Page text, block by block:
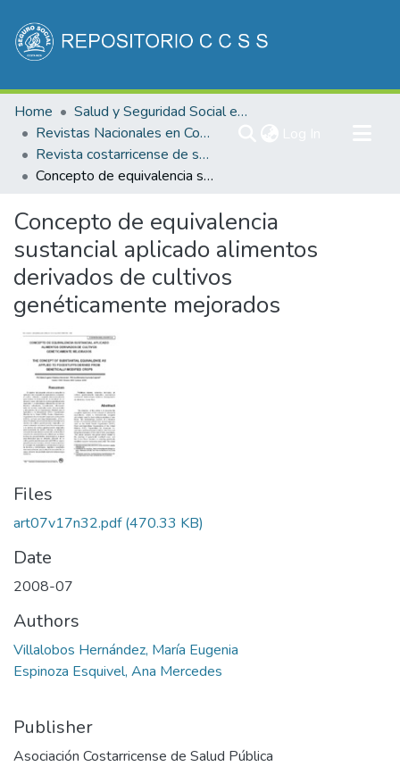
Communities & Collections
All of DSpace
Statistics
Home
Salud y Seguridad Social en Costa Rica
Revistas Nacionales en Costa Rica
Revista costarricense de salud Pública
Concepto de equivalencia sustancial aplicado alimentos derivados de cultivos genéticamente mejorados
Concepto de equivalencia
sustancial aplicado alimentos
derivados de cultivos
genéticamente mejorados
Files
art07v17n32.pdf(470.33 KB)
Date
2008-07
Authors
Villalobos Hernández, María Eugenia
Espinoza Esquivel, Ana Mercedes
Publisher
Asociación Costarricense de Salud Pública